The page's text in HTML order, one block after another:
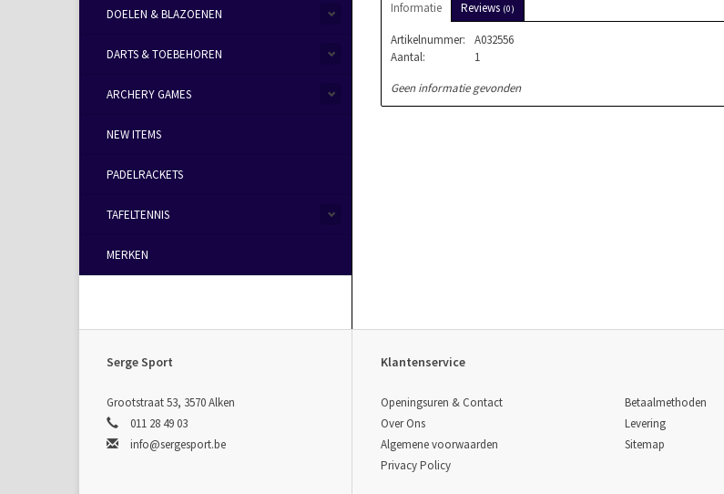
DOELEN & BLAZOENEN
DARTS & TOEBEHOREN
ARCHERY GAMES
NEW ITEMS
PADELRACKETS
TAFELTENNIS
MERKEN
Informatie Reviews (0)
Artikelnummer:
A032556
Aantal:
1
Geen informatie gevonden
Serge Sport
Grootstraat 53, 3570 Alken
011 28 49 03
info@sergesport.be
Klantenservice
Openingsuren & Contact
Over Ons
Algemene voorwaarden
Privacy Policy
Betaalmethoden
Levering
Sitemap